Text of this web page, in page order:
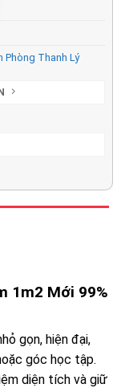
Phòng Thanh Lý
1m2 Mới 99%
gọn, hiện đại,
góc học tập.
diện tích và giữ